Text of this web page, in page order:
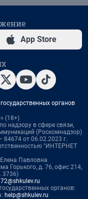
App Store
органов
(18+)
надзору в сфере связи,
(Роскомнадзор)
от 06.02.2023 г.
"ИНТЕРНЕТ
Павловна
Горького, д. 76, офис 214,
3736)
72@shkulev.ru
органов:
help@shkulev.ru